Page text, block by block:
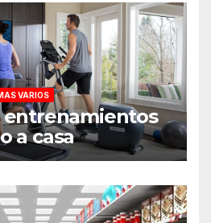
VARIOS
entrenamientos
a casa